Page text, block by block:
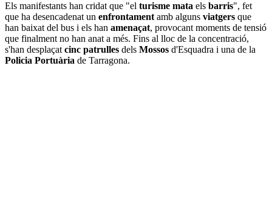
Els manifestants han cridat que "el turisme mata els barris", fet
que ha desencadenat un enfrontament amb alguns viatgers que
han baixat del bus i els han amenaçat, provocant moments de tensió
que finalment no han anat a més. Fins al lloc de la concentració,
s'han desplaçat cinc patrulles dels Mossos d'Esquadra i una de la
Policia Portuària de Tarragona.